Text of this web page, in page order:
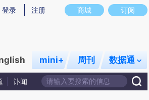
真实意图存在偏差。不代表财新观点和立场。推荐
商城 订阅
登录 注册
mini+ 周刊 数据通
讣闻